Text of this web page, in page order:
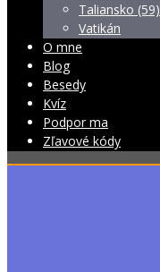
Taliansko (59)
Vatikán
O mne
Blog
Besedy
Kvíz
Podpor ma
Zľavové kódy